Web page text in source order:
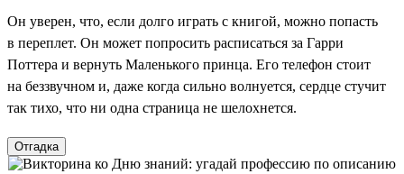
Он уверен, что, если долго играть с книгой, можно попасть
в переплет. Он может попросить расписаться за Гарри
Поттера и вернуть Маленького принца. Его телефон стоит
на беззвучном и, даже когда сильно волнуется, сердце стучит
так тихо, что ни одна страница не шелохнется.
Отгадка